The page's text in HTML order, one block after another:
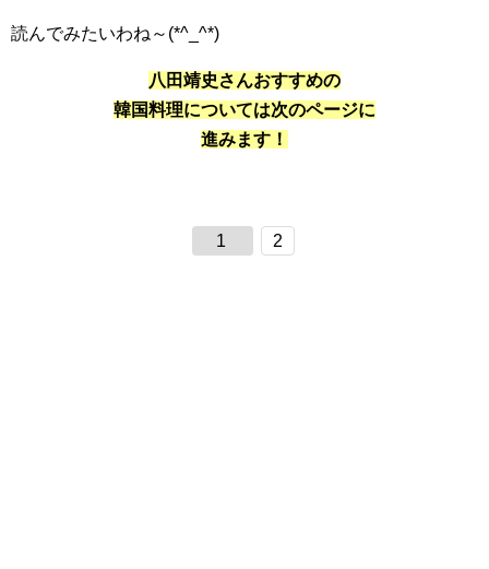
読んでみたいわね～(*^_^*)
八田靖史さんおすすめの
韓国料理については次のページに
進みます！
1 2